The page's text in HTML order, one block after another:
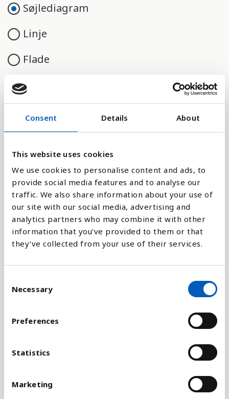
Consent Details About
This website uses cookies
We use cookies to personalise content and ads, to
provide social media features and to analyse our
traffic. We also share information about your use of
our site with our social media, advertising and
analytics partners who may combine it with other
information that you’ve provided to them or that
they’ve collected from your use of their services.
Necessary
Preferences
Statistics
Marketing
Søjlediagram
Linje
Flade
Sammenligne med:
Forklaring
Indikatoren er sat sammen af lederstillinger både i
højere og lavere grad, og i forskellige sektorer. Det
er store forskelle på andelen af kvinder i ledende
stillinger for eksempel i offentlig og privat sektor,
hvilket indikatoren ikke formår at medtage. Derfor
kan det være vanskeligt at måle reelle positioner
af FN's arbejdslivsorganisation, ILO.
Indikatoren 5.5.2 måler FN's Verdensmål 5, som
blandt andet handler om at sikre kvinder
for ledende stillinger på alle niveauer i